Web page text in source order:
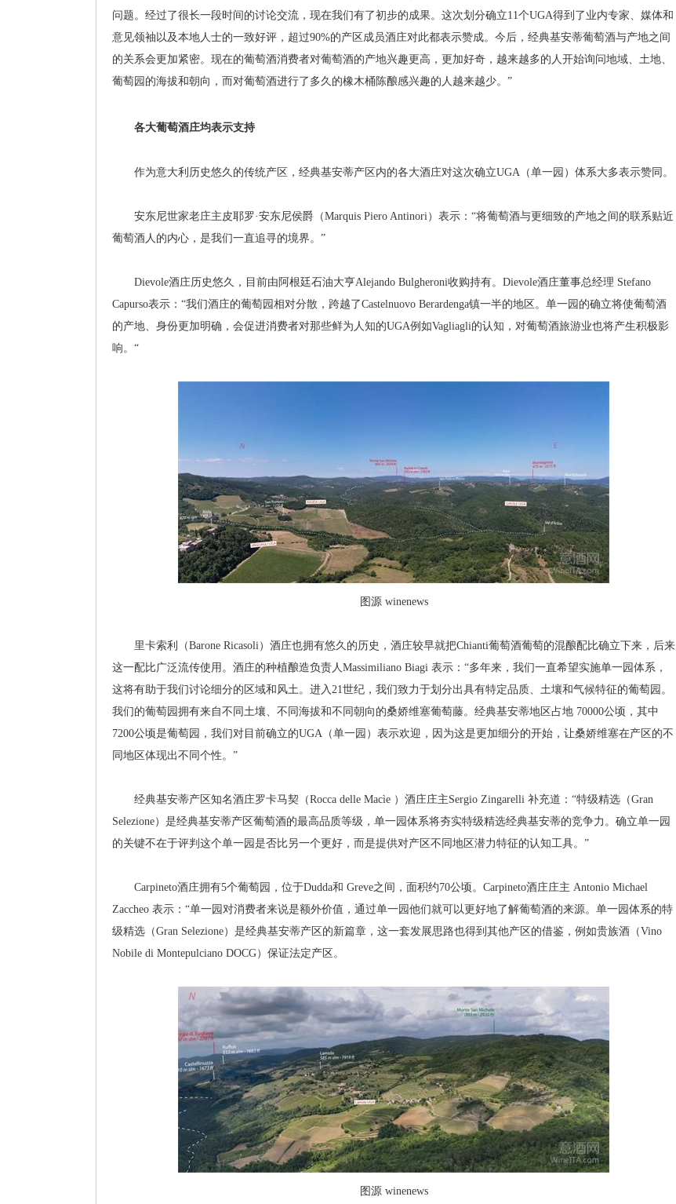
问题。经过了很长一段时间的讨论交流，现在我们有了初步的成果。这次划分确立11个UGA得到了业内专家、媒体和
意见领袖以及本地人士的一致好评，超过90%的产区成员酒庄对此都表示赞成。今后，经典基安蒂葡萄酒与产地之间
的关系会更加紧密。现在的葡萄酒消费者对葡萄酒的产地兴趣更高，更加好奇，越来越多的人开始询问地域、土地、
葡萄园的海拔和朝向，而对葡萄酒进行了多久的橡木桶陈酿感兴趣的人越来越少。”
各大葡萄酒庄均表示支持
作为意大利历史悠久的传统产区，经典基安蒂产区内的各大酒庄对这次确立UGA（单一园）体系大多表示赞同。
安东尼世家老庄主皮耶罗·安东尼侯爵（Marquis Piero Antinori）表示：“将葡萄酒与更细致的产地之间的联系贴近
葡萄酒人的内心，是我们一直追寻的境界。”
Dievole酒庄历史悠久，目前由阿根廷石油大亨Alejando Bulgheroni收购持有。Dievole酒庄董事总经理 Stefano
Capurso表示：“我们酒庄的葡萄园相对分散，跨越了Castelnuovo Berardenga镇一半的地区。单一园的确立将使葡萄酒
的产地、身份更加明确，会促进消费者对那些鲜为人知的UGA例如Vagliagli的认知，对葡萄酒旅游业也将产生积极影
响。“
图源 winenews
里卡索利（Barone Ricasoli）酒庄也拥有悠久的历史，酒庄较早就把Chianti葡萄酒葡萄的混酿配比确立下来，后来
这一配比广泛流传使用。酒庄的种植酿造负责人Massimiliano Biagi 表示：“多年来，我们一直希望实施单一园体系，
这将有助于我们讨论细分的区域和风土。进入21世纪，我们致力于划分出具有特定品质、土壤和气候特征的葡萄园。
我们的葡萄园拥有来自不同土壤、不同海拔和不同朝向的桑娇维塞葡萄藤。经典基安蒂地区占地 70000公顷，其中
7200公顷是葡萄园，我们对目前确立的UGA（单一园）表示欢迎，因为这是更加细分的开始，让桑娇维塞在产区的不
同地区体现出不同个性。”
经典基安蒂产区知名酒庄罗卡马契（Rocca delle Macìe ）酒庄庄主Sergio Zingarelli 补充道：“特级精选（Gran
Selezione）是经典基安蒂产区葡萄酒的最高品质等级，单一园体系将夯实特级精选经典基安蒂的竞争力。确立单一园
的关键不在于评判这个单一园是否比另一个更好，而是提供对产区不同地区潜力特征的认知工具。”
Carpineto酒庄拥有5个葡萄园，位于Dudda和 Greve之间，面积约70公顷。Carpineto酒庄庄主 Antonio Michael
Zaccheo 表示：“单一园对消费者来说是额外价值，通过单一园他们就可以更好地了解葡萄酒的来源。单一园体系的特
级精选（Gran Selezione）是经典基安蒂产区的新篇章，这一套发展思路也得到其他产区的借鉴，例如贵族酒（Vino
Nobile di Montepulciano DOCG）保证法定产区。
图源 winenews